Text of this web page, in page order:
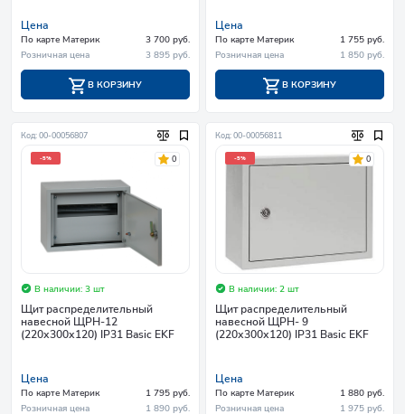
Цена
По карте Материк
3 700 руб.
Розничная цена
3 895 руб.
В КОРЗИНУ
Цена
По карте Материк
1 755 руб.
Розничная цена
1 850 руб.
В КОРЗИНУ
Код: 00-00056807
-5% 0
В наличии: 3 шт
Щит распределительный
навесной ЩРН-12
(220х300х120) IP31 Basic EKF
Цена
По карте Материк
1 795 руб.
Розничная цена
1 890 руб.
Код: 00-00056811
-5% 0
В наличии: 2 шт
Щит распределительный
навесной ЩРН- 9
(220х300х120) IP31 Basic EKF
Цена
По карте Материк
1 880 руб.
Розничная цена
1 975 руб.